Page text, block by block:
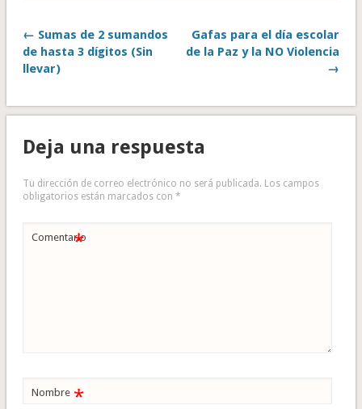
← Sumas de 2 sumandos
de hasta 3 dígitos (Sin
llevar)
Gafas para el día escolar
de la Paz y la NO Violencia
→
Deja una respuesta
Tu dirección de correo electrónico no será publicada. Los campos
obligatorios están marcados con *
Comentario
*
Nombre *